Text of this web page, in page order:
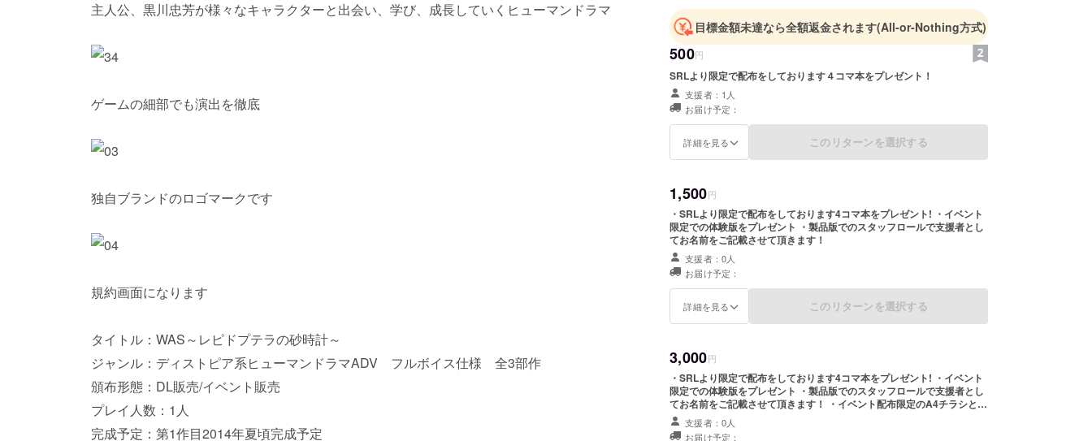
主人公、黒川忠芳が様々なキャラクターと出会い、学び、成長していくヒューマンドラマ
ゲームの細部でも演出を徹底
独自ブランドのロゴマークです
規約画面になります
タイトル：WAS～レピドプテラの砂時計～
ジャンル：ディストピア系ヒューマンドラマADV フルボイス仕様 全3部作
頒布形態：DL販売/イベント販売
プレイ人数：1人
完成予定：第1作目2014年夏頃完成予定
目標金額未達なら全額返金されます(All-or-Nothing方式)
500円
SRLより限定で配布をしております４コマ本をプレゼント！
支援者：1人
お届け予定：
詳細を見る このリターンを選択する
1,500円
・SRLより限定で配布をしております4コマ本をプレゼント! ・イベント
限定での体験版をプレゼント ・製品版でのスタッフロールで支援者とし
てお名前をご記載させて頂きます！
支援者：0人
お届け予定：
詳細を見る このリターンを選択する
3,000円
・SRLより限定で配布をしております4コマ本をプレゼント! ・イベント
限定での体験版をプレゼント ・製品版でのスタッフロールで支援者とし
てお名前をご記載させて頂きます！ ・イベント配布限定のA4チラシと
A1ポスターから3種類をプレゼント！
支援者：0人
お届け予定：